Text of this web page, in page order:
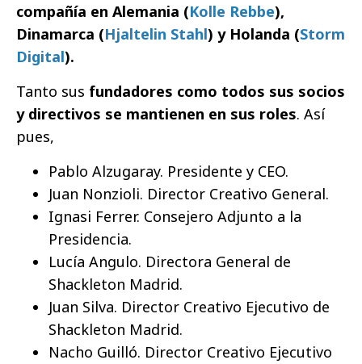
compañía en Alemania (Kolle Rebbe),
Dinamarca (Hjaltelin Stahl) y Holanda (Storm
Digital).
Tanto sus fundadores como todos sus socios
y directivos se mantienen en sus roles. Así
pues,
Pablo Alzugaray. Presidente y CEO.
Juan Nonzioli. Director Creativo General.
Ignasi Ferrer. Consejero Adjunto a la
Presidencia.
Lucía Angulo. Directora General de
Shackleton Madrid.
Juan Silva. Director Creativo Ejecutivo de
Shackleton Madrid.
Nacho Guilló. Director Creativo Ejecutivo